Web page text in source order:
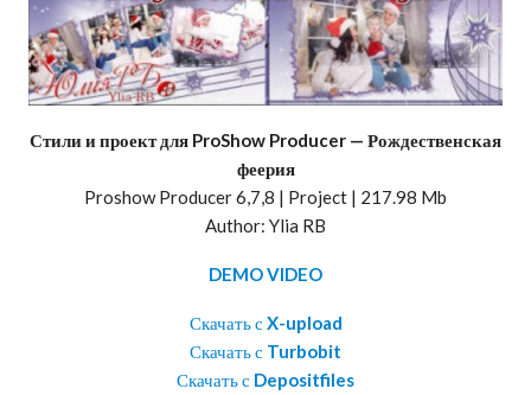
Стили и проект для ProShow Producer — Рождественская
феерия
Proshow Producer 6,7,8 | Project | 217.98 Mb
Author: Ylia RB
DEMO VIDEO
Скачать с X-upload
Скачать с Turbobit
Скачать с Depositfiles